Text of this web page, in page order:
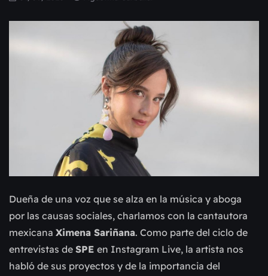
Dueña de una voz que se alza en la música y aboga
por las causas sociales, charlamos con la cantautora
mexicana Ximena Sariñana. Como parte del ciclo de
entrevistas de SPE en Instagram Live, la artista nos
habló de sus proyectos y de la importancia del